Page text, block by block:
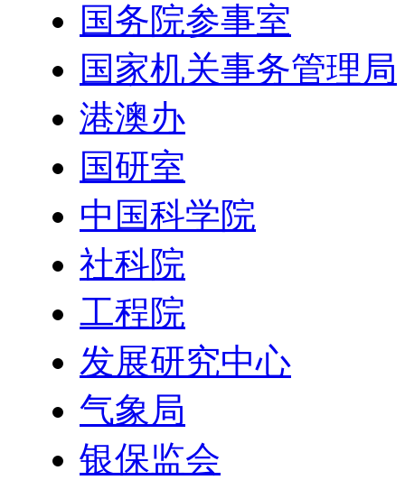
国务院参事室
国家机关事务管理局
港澳办
国研室
中国科学院
社科院
工程院
发展研究中心
气象局
银保监会